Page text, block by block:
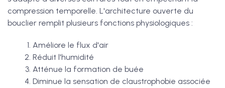
compression temporelle. L'architecture ouverte du
bouclier remplit plusieurs fonctions physiologiques :
Améliore le flux d'air
Réduit l'humidité
Atténue la formation de buée
Diminue la sensation de claustrophobie associée